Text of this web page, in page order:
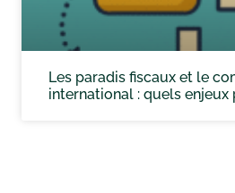
Les paradis fiscaux et le
international : quels enjeux